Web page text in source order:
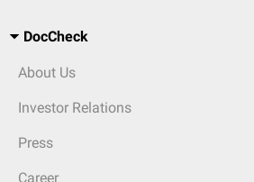
DocCheck
About Us
Investor Relations
Press
Career